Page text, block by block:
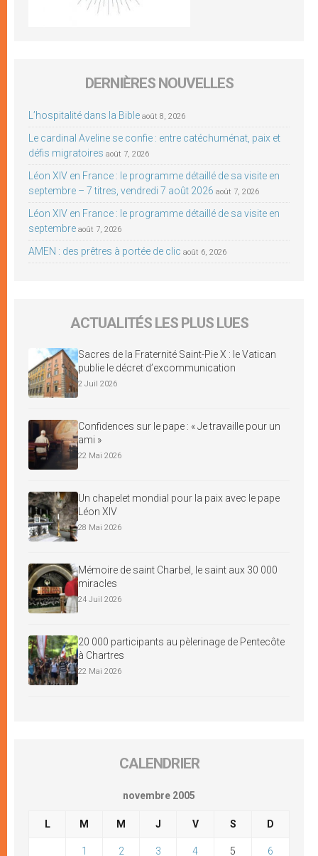
DERNIÈRES NOUVELLES
L’hospitalité dans la Bible août 8, 2026
Le cardinal Aveline se confie : entre catéchuménat, paix et
défis migratoires août 7, 2026
Léon XIV en France : le programme détaillé de sa visite en
septembre – 7 titres, vendredi 7 août 2026 août 7, 2026
Léon XIV en France : le programme détaillé de sa visite en
septembre août 7, 2026
AMEN : des prêtres à portée de clic août 6, 2026
ACTUALITÉS LES PLUS LUES
Sacres de la Fraternité Saint-Pie X : le Vatican
publie le décret d’excommunication
2 Juil 2026
Confidences sur le pape : « Je travaille pour un
ami »
22 Mai 2026
Un chapelet mondial pour la paix avec le pape
Léon XIV
28 Mai 2026
Mémoire de saint Charbel, le saint aux 30 000
miracles
24 Juil 2026
20 000 participants au pèlerinage de Pentecôte
à Chartres
22 Mai 2026
CALENDRIER
novembre 2005
L M M J V S D
1 2 3 4 5 6